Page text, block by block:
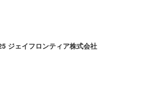
ジェイフロンティア株式会社